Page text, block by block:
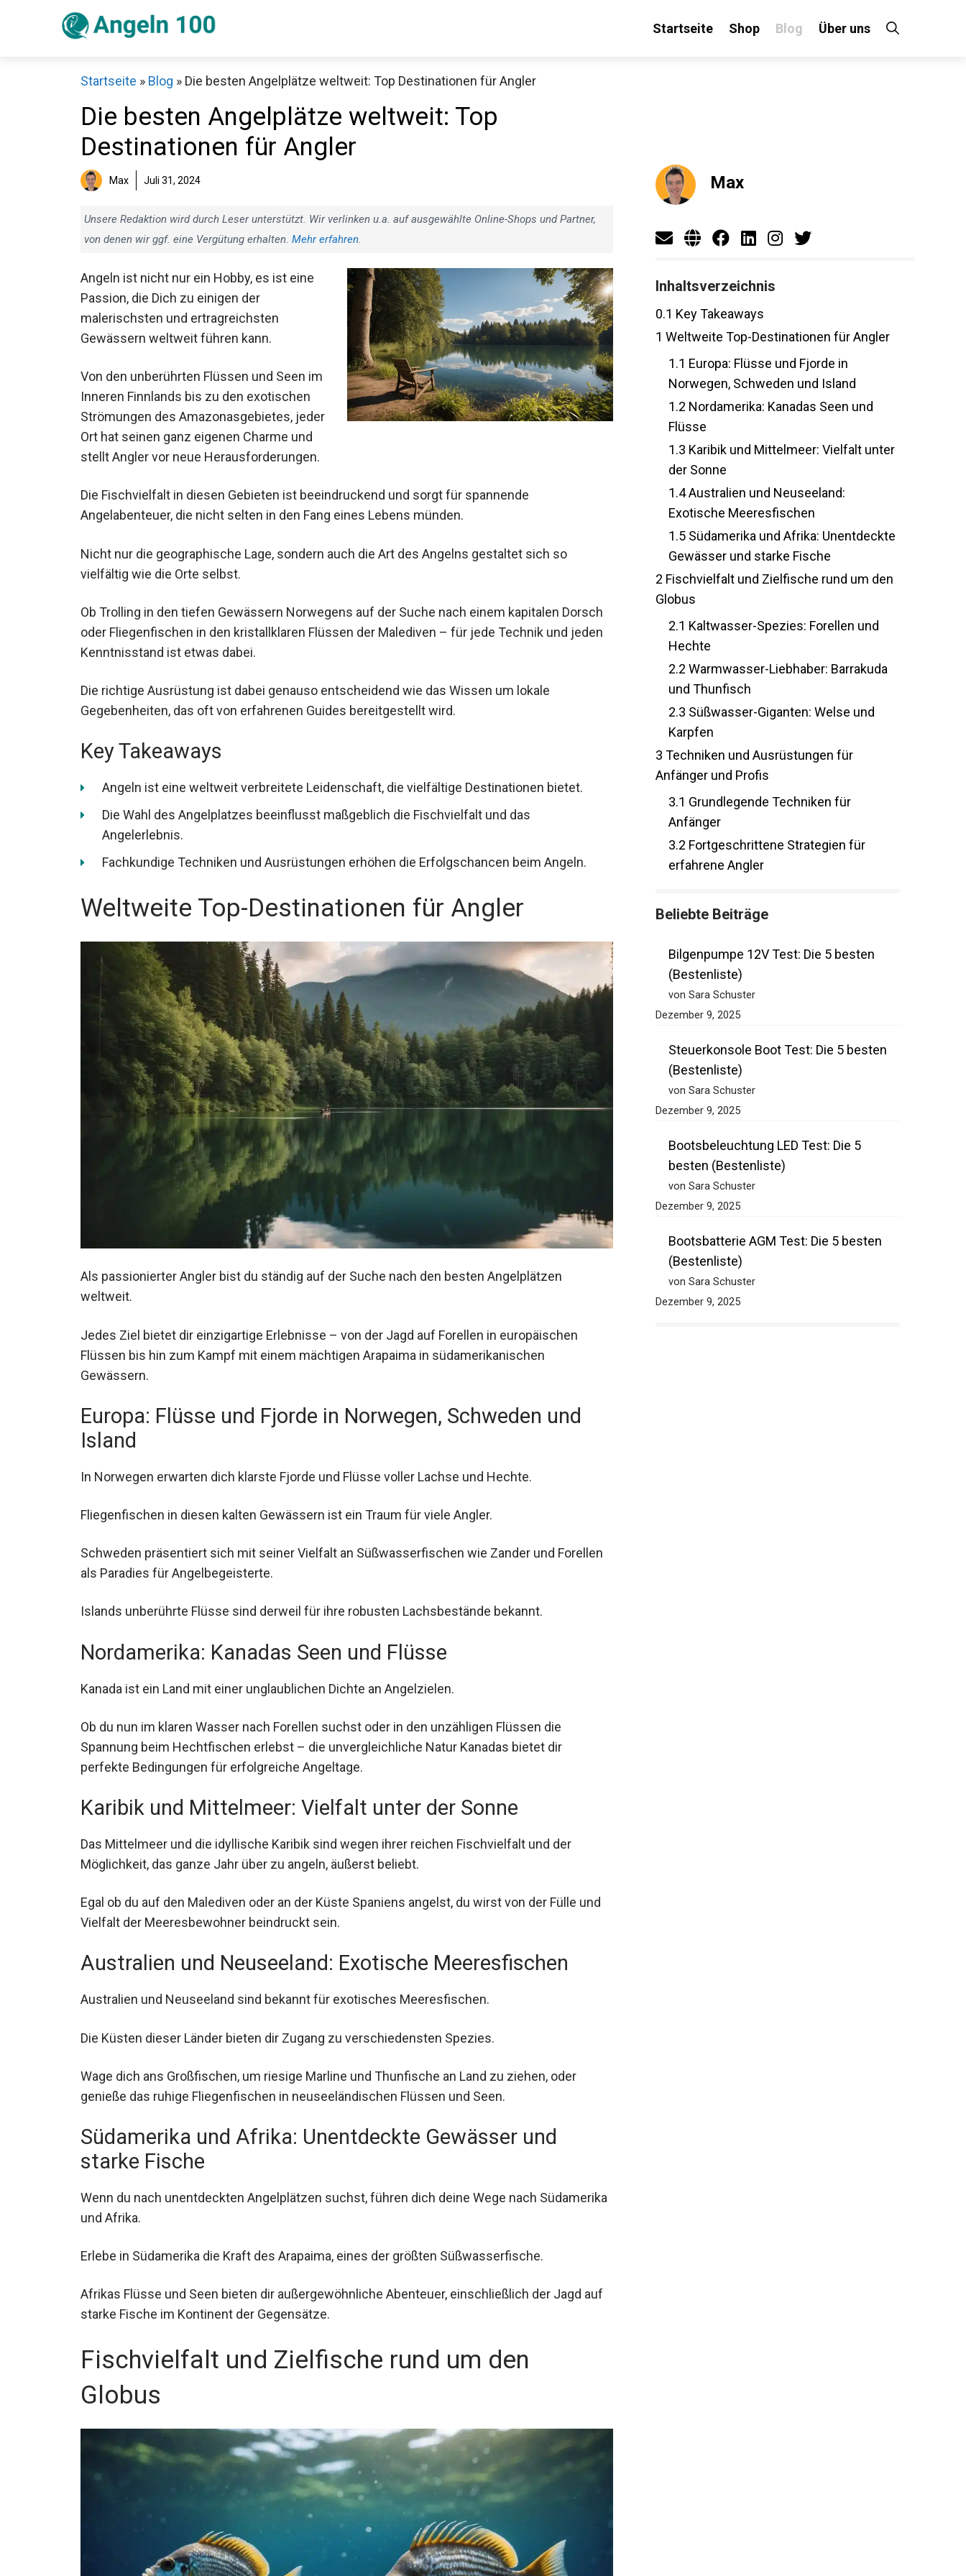
Startseite Shop Blog Über uns
Startseite » Blog » Die besten Angelplätze weltweit: Top Destinationen für Angler
Die besten Angelplätze weltweit: Top
Destinationen für Angler
Max Juli 31, 2024
Unsere Redaktion wird durch Leser unterstützt. Wir verlinken u.a. auf ausgewählte Online-Shops und Partner,
von denen wir ggf. eine Vergütung erhalten. Mehr erfahren.
Angeln ist nicht nur ein Hobby, es ist eine
Passion, die Dich zu einigen der
malerischsten und ertragreichsten
Gewässern weltweit führen kann.
Von den unberührten Flüssen und Seen im
Inneren Finnlands bis zu den exotischen
Strömungen des Amazonasgebietes, jeder
Ort hat seinen ganz eigenen Charme und stellt Angler vor neue Herausforderungen.
Angelabenteuer, die nicht selten in den Fang eines Lebens münden.
vielfältig wie die Orte selbst.
oder Fliegenfischen in den kristallklaren Flüssen der Malediven – für jede Technik und jeden
Kenntnisstand ist etwas dabei.
Gegebenheiten, das oft von erfahrenen Guides bereitgestellt wird.
Angeln ist eine weltweit verbreitete Leidenschaft, die vielfältige Destinationen bietet.
Die Wahl des Angelplatzes beeinflusst maßgeblich die Fischvielfalt und das
Angelerlebnis.
Fachkundige Techniken und Ausrüstungen erhöhen die Erfolgschancen beim Angeln.
Als passionierter Angler bist du ständig auf der Suche nach den besten Angelplätzen
weltweit.
Flüssen bis hin zum Kampf mit einem mächtigen Arapaima in südamerikanischen
Gewässern.
Island
In Norwegen erwarten dich klarste Fjorde und Flüsse voller Lachse und Hechte.
als Paradies für Angelbegeisterte.
Kanada ist ein Land mit einer unglaublichen Dichte an Angelzielen.
Spannung beim Hechtfischen erlebst – die unvergleichliche Natur Kanadas bietet dir
perfekte Bedingungen für erfolgreiche Angeltage.
Karibik und Mittelmeer: Vielfalt unter der Sonne
Das Mittelmeer und die idyllische Karibik sind wegen ihrer reichen Fischvielfalt und der
Möglichkeit, das ganze Jahr über zu angeln, äußerst beliebt.
Vielfalt der Meeresbewohner beindruckt sein.
Australien und Neuseeland sind bekannt für exotisches Meeresfischen.
genieße das ruhige Fliegenfischen in neuseeländischen Flüssen und Seen.
Südamerika und Afrika: Unentdeckte Gewässer und
starke Fische
Wenn du nach unentdeckten Angelplätzen suchst, führen dich deine Wege nach
Südamerika und Afrika.
starke Fische im Kontinent der Gegensätze.
Globus
Max
Inhaltsverzeichnis
0.1Key Takeaways
Weltweite Top-Destinationen für Angler
1.1Europa: Flüsse und Fjorde in
Norwegen, Schweden und Island
1.2Nordamerika: Kanadas Seen und
Flüsse
1.3Karibik und Mittelmeer: Vielfalt unter
der Sonne
1.4Australien und Neuseeland:
Exotische Meeresfischen
1.5Südamerika und Afrika: Unentdeckte
Gewässer und starke Fische
Fischvielfalt und Zielfische rund um den
Globus
2.1Kaltwasser-Spezies: Forellen und
Hechte
2.2Warmwasser-Liebhaber: Barrakuda
und Thunfisch
2.3Süßwasser-Giganten: Welse und
Karpfen
Techniken und Ausrüstungen für
Anfänger und Profis
3.1Grundlegende Techniken für
Anfänger
3.2Fortgeschrittene Strategien für
erfahrene Angler
Beliebte Beiträge
Bilgenpumpe 12V Test: Die 5 besten
(Bestenliste)
von Sara Schuster
Dezember 9, 2025
Steuerkonsole Boot Test: Die 5 besten
(Bestenliste)
von Sara Schuster
Dezember 9, 2025
Bootsbeleuchtung LED Test: Die 5
besten (Bestenliste)
von Sara Schuster
Dezember 9, 2025
Bootsbatterie AGM Test: Die 5 besten
(Bestenliste)
von Sara Schuster
Dezember 9, 2025
Decathlon Sale
Schaue dir jetzt die meistverkauften Produkte im Sale bei Decathlon an!
Jetzt anschauen